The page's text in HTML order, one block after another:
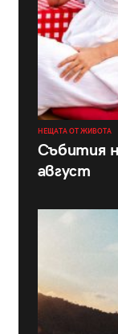
НЕЩАТА ОТ ЖИВОТА
Събития
август